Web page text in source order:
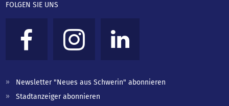
FOLGEN SIE UNS
Newsletter "Neues aus Schwerin" abonnieren
Stadtanzeiger abonnieren